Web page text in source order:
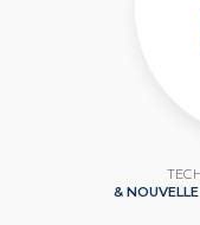
&